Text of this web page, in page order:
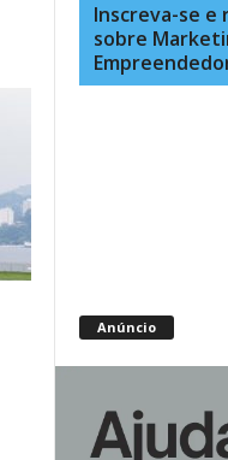
Inscreva-se e
sobre
Anúncio